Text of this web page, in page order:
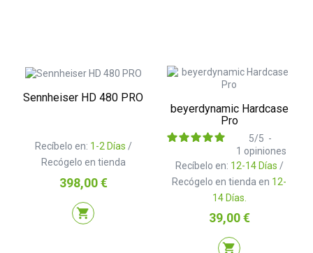
Sennheiser HD 480 PRO
Recíbelo en: 1-2 Días /
Recógelo en tienda
Precio
398,00 €
shopping_cart
beyerdynamic Hardcase
Pro
Recíbelo en: 12-14 Días /
Recógelo en tienda en 12-
14 Días.
5/5 -
1 opiniones
Precio
39,00 €
shopping_cart